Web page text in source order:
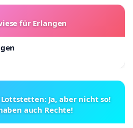
für Erlangen
Ja, aber nicht so!
auch Rechte!